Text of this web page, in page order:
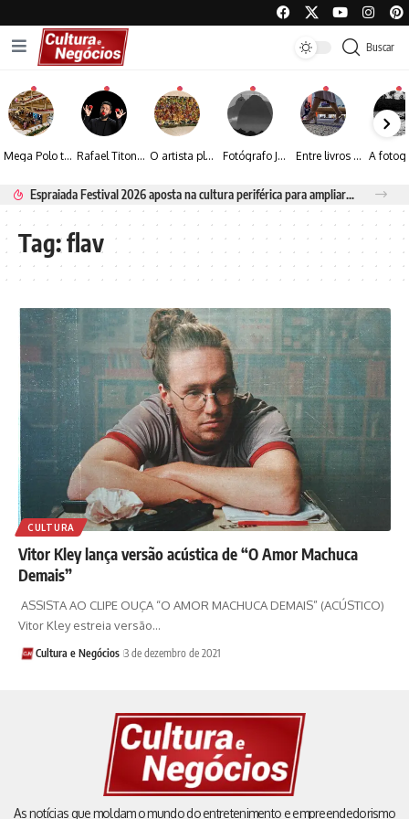
Buscar
Mega Polo transforma lançamento de coleção em plataforma nacional de negócios e projeta crescimento de mais de 15% Rafael Titonelly leva magia e acolhimento a crianças em tratamento oncológico em Juiz de Fora O artista plástico Jorge Luiz transforma sustentabilidade e criatividade em arte contemporânea Fotógrafo José Roberto apresenta um olhar sensível sobre arquitetura, formas e luz na fotografia Entre livros e fotografia autoral, Sebastião Reis consolida uma trajetória marcada pelo olhar artístico
Espraiada Festival 2026 aposta na cultura periférica para ampliar oportunidades na zona sul
Tag:flav
CULTURA
Vitor Kley lança versão acústica de “O Amor Machuca
Demais”
ASSISTA AO CLIPE OUÇA “O AMOR MACHUCA DEMAIS” (ACÚSTICO)
Vitor Kley estreia versão…
Cultura e Negócios 3 de dezembro de 2021
As notícias que moldam o mundo do entretenimento e empreendedorismo